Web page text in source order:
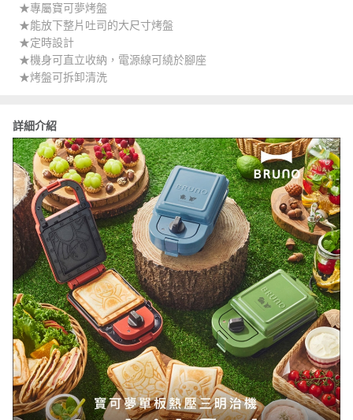
★專屬寶可夢烤盤
★能放下整片吐司的大尺寸烤盤
★定時設計
★機身可直立收納，電源線可繞於腳座
★烤盤可拆卸清洗
詳細介紹